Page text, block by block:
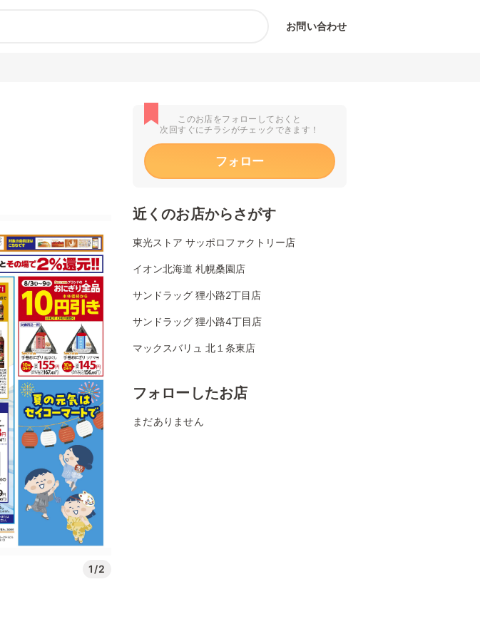
お問い合わせ
1/2
このお店をフォローしておくと
次回すぐにチラシがチェックできます！
フォロー
近くのお店からさがす
東光ストア サッポロファクトリー店
イオン北海道 札幌桑園店
サンドラッグ 狸小路2丁目店
サンドラッグ 狸小路4丁目店
マックスバリュ 北１条東店
フォローしたお店
まだありません